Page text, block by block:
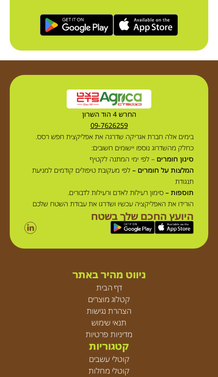
החרש 4 הוד השרון
09-7626259
בימים אלה חברת אגריקה שדרגה את אפליקצית חפש רסס.
כחלק מהשדרוג נוספו יישומים חשובים:
סינון חומרים – לפי ימי המתנה לקטיף
המלצות על חומרים – לפי מעקובת טיפולים קודמים למניעת
תנגודת
תוספות – סימון רעילות לאדם ורעילות לדבורים.
הורידו את האפליקציה עכשיו ושדרגו את עבודת השטח שלכם
היועץ החכם שלך בשטח
ניווט מהיר באתר
דף הבית
קטלוג מוצרים
הצהרת נגישות
תנאי שימוש
מדיניות פרטיות
קטגוריות
קוטלי עשבים
קוטלי מחלות